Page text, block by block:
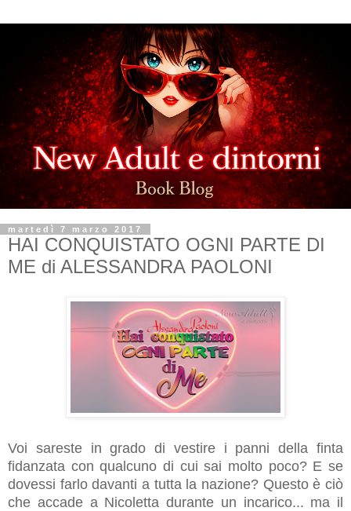
martedì 7 marzo 2017
HAI CONQUISTATO OGNI PARTE DI
ME di ALESSANDRA PAOLONI
Voi sareste in grado di vestire i panni della finta
fidanzata con qualcuno di cui sai molto poco? E se
dovessi farlo davanti a tutta la nazione? Questo è ciò
che accade a Nicoletta durante un incarico... ma il